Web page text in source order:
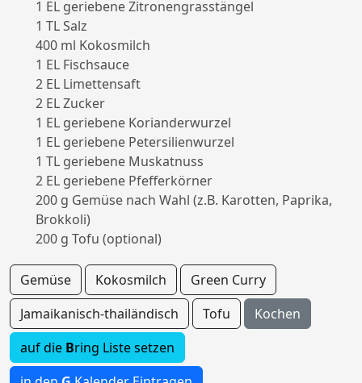
1 EL geriebene Zitronengrasstängel
1 TL Salz
400 ml Kokosmilch
1 EL Fischsauce
2 EL Limettensaft
2 EL Zucker
1 EL geriebene Korianderwurzel
1 EL geriebene Petersilienwurzel
1 TL geriebene Muskatnuss
2 EL geriebene Pfefferkörner
200 g Gemüse nach Wahl (z.B. Karotten, Paprika,
Brokkoli)
200 g Tofu (optional)
Gemüse Kokosmilch
Green Curry
Jamaikanisch-thailändisch
Tofu
Kochen
auf die Bring Liste setzen